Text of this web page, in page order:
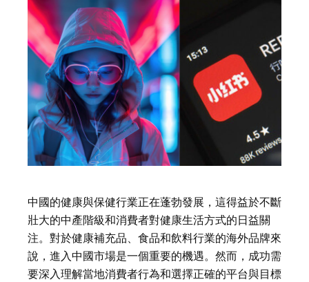
中國的健康與保健行業正在蓬勃發展，這得益於不斷
壯大的中產階級和消費者對健康生活方式的日益關
注。對於健康補充品、食品和飲料行業的海外品牌來
說，進入中國市場是一個重要的機遇。然而，成功需
要深入理解當地消費者行為和選擇正確的平台與目標